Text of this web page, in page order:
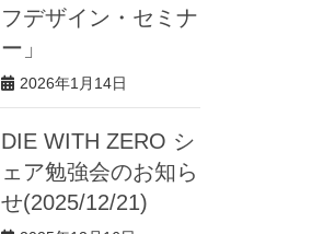
フデザイン・セミナ
ー」
2026年1月14日
DIE WITH ZERO シ
ェア勉強会のお知ら
せ(2025/12/21)